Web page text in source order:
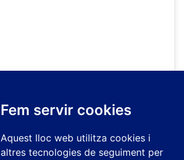
Fem servir cookies
Aquest lloc web utilitza cookies i
altres tecnologies de seguiment per